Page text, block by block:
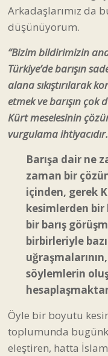
Arkadaşlarımız da
düşünüyorum.
“Bizim bildirimizin
Türkiye’de barışın
alana sıkıştırılarak
etmek ve barışın
Kürt meselesinin
vurgulama ihtiyacıdır.
Barışa dair ne
zaman bir
içinden, gerek
kesimlerden bir
bir barış
birbirleriyle
söylemlerin
Öyle bir boyutu
toplumunda
eleştiren, hatta